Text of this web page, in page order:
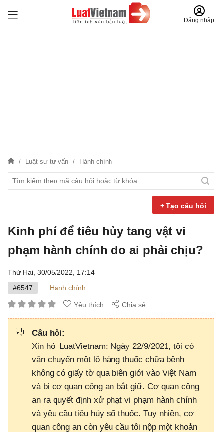
Đăng nhập
Luật sư tư vấn Hành chính
+ Tạo câu hỏi
Kinh phí để tiêu hủy tang vật vi
phạm hành chính do ai phải chịu?
Thứ Hai, 30/05/2022, 17:14
#6547
Hành chính
Yêu thích Chia sẻ
Câu hỏi:
Xin hỏi LuatVietnam: Ngày 22/9/2021, tôi có
vận chuyển một lô hàng thuốc chữa bệnh
không có giấy tờ qua biên giới vào Việt Nam
và bị cơ quan công an bắt giữ. Cơ quan công
an ra quyết định xử phạt vi phạm hành chính
và yêu cầu tiêu hủy số thuốc. Tuy nhiên, cơ
quan công an còn yêu cầu tôi nộp một khoản